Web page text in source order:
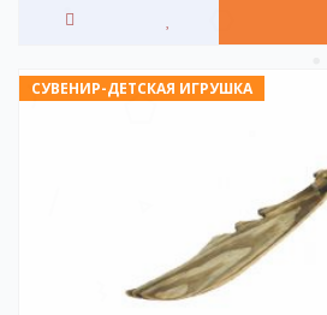
СУВЕНИР-ДЕТСКАЯ ИГРУШКА